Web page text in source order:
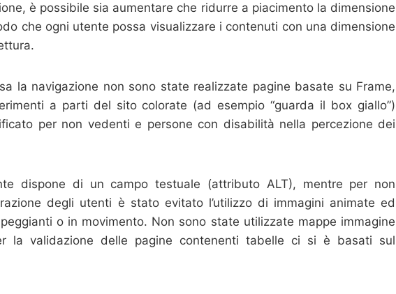
è possibile sia aumentare che ridurre a piacimento la dimensione
che ogni utente possa visualizzare i contenuti con una dimensione
la navigazione non sono state realizzate pagine basate su Frame,
a parti del sito colorate (ad esempio “guarda il box giallo”)
per non vedenti e persone con disabilità nella percezione dei
dispone di un campo testuale (attributo ALT), mentre per non
degli utenti è stato evitato l’utilizzo di immagini animate ed
o in movimento. Non sono state utilizzate mappe immagine
la validazione delle pagine contenenti tabelle ci si è basati sul